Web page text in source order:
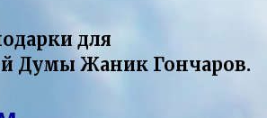
для
Думы Жаник Гончаров.